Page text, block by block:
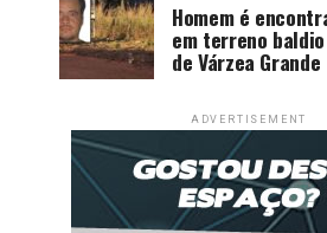
Homem é
em terreno
de Várzea Grande
ADVERTISEMENT